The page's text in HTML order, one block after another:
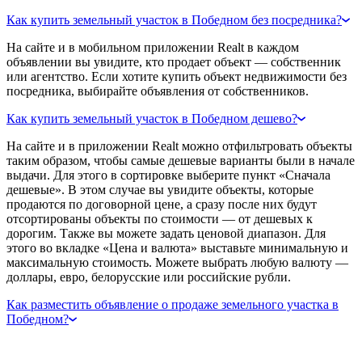
Как купить земельный участок в Победном без посредника?
На сайте и в мобильном приложении Realt в каждом
объявлении вы увидите, кто продает объект — собственник
или агентство. Если хотите купить объект недвижимости без
посредника, выбирайте объявления от собственников.
Как купить земельный участок в Победном дешево?
На сайте и в приложении Realt можно отфильтровать объекты
таким образом, чтобы самые дешевые варианты были в начале
выдачи. Для этого в сортировке выберите пункт «Сначала
дешевые». В этом случае вы увидите объекты, которые
продаются по договорной цене, а сразу после них будут
отсортированы объекты по стоимости — от дешевых к
дорогим. Также вы можете задать ценовой диапазон. Для
этого во вкладке «Цена и валюта» выставьте минимальную и
максимальную стоимость. Можете выбрать любую валюту —
доллары, евро, белорусские или российские рубли.
Как разместить объявление о продаже земельного участка в
Победном?